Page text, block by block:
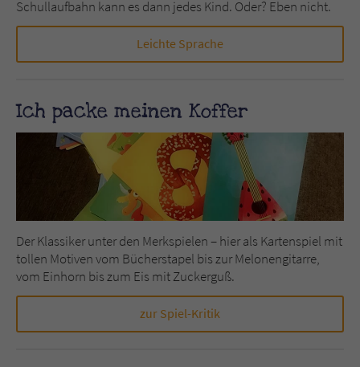
Schullaufbahn kann es dann jedes Kind. Oder? Eben nicht.
Leichte Sprache
Ich packe meinen Koffer
Der Klassiker unter den Merkspielen – hier als Kartenspiel mit
tollen Motiven vom Bücherstapel bis zur Melonengitarre,
vom Einhorn bis zum Eis mit Zuckerguß.
zur Spiel-Kritik